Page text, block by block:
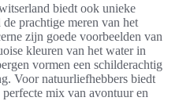
biedt ook unieke
prachtige meren van het
zijn goede voorbeelden van
kleuren van het water in
vormen een schilderachtig
Voor natuurliefhebbers biedt
perfecte mix van avontuur en